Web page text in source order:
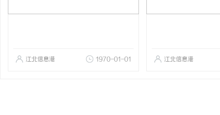
江北信息港 1970-01-01 江北信息港